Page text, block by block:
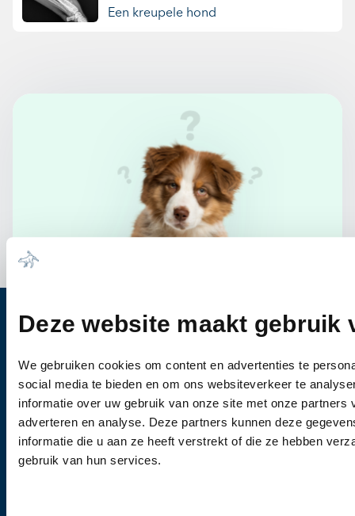
Deze website maakt gebruik
We gebruiken cookies om content en advertenties te
social media te bieden en om ons websiteverkeer te
informatie over uw gebruik van onze site met onze partners
adverteren en analyse. Deze partners kunnen deze
informatie die u aan ze heeft verstrekt of die ze hebben
gebruik van hun services.
Een kreupele hond
Heb je vragen?
Bel ons0344-612976
Wanneer u vragen heeft of een afspraak wil
maken, dan kunt u vrijblijvend contact met ons
opnemen.